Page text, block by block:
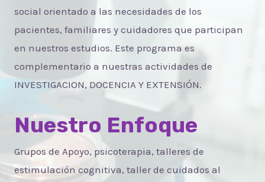
social orientado a las necesidades de los
pacientes, familiares y cuidadores que participan
en nuestros estudios. Este programa es
complementario a nuestras actividades de
INVESTIGACION, DOCENCIA Y EXTENSIÓN.
Nuestro Enfoque
Grupos de Apoyo, psicoterapia, talleres de
estimulación cognitiva, taller de cuidados al